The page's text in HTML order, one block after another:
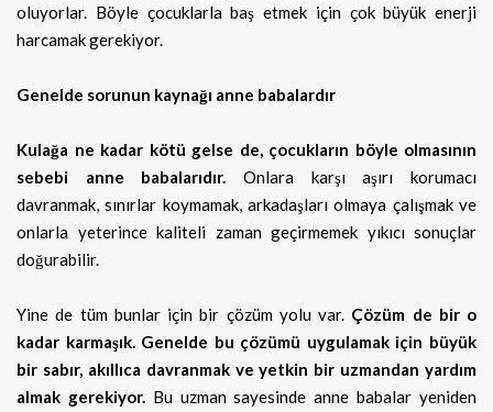
oluyorlar. Böyle çocuklarla baş etmek için çok büyük enerji
harcamak gerekiyor.
Genelde sorunun kaynağı anne babalardır
Kulağa ne kadar kötü gelse de, çocukların böyle olmasının
sebebi anne babalarıdır. Onlara karşı aşırı korumacı
davranmak, sınırlar koymamak, arkadaşları olmaya çalışmak ve
onlarla yeterince kaliteli zaman geçirmemek yıkıcı sonuçlar
doğurabilir.
Yine de tüm bunlar için bir çözüm yolu var. Çözüm de bir o
kadar karmaşık. Genelde bu çözümü uygulamak için büyük
bir sabır, akıllıca davranmak ve yetkin bir uzmandan yardım
almak gerekiyor. Bu uzman sayesinde anne babalar yeniden